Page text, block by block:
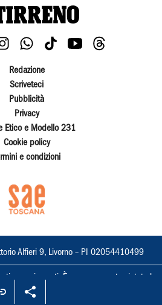
Redazione
Scriveteci
Pubblicità
Privacy
Etico e Modello 231
Cookie policy
e condizioni
Alfieri 9, Livorno – PI 02054410499
sono riservati. È espressamente vietata la
mezzo e l'adattamento totale o parziale.